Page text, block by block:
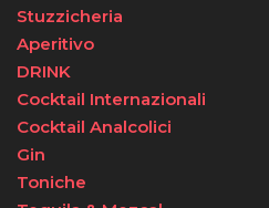
Stuzzicheria
Aperitivo
DRINK
Cocktail Internazionali
Cocktail Analcolici
Gin
Toniche